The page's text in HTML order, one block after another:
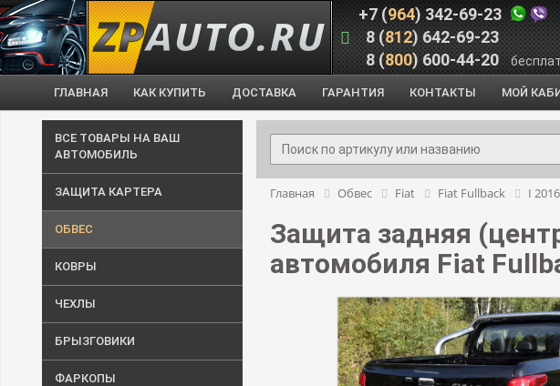
+7 (964) 342-69-23
8 (812) 642-69-23
8 (800) 600-44-20
ГЛАВНАЯ КАК КУПИТЬ ДОСТАВКА ГАРАНТИЯ КОНТАКТЫ МОЙ
ВСЕ ТОВАРЫ НА ВАШ
АВТОМОБИЛЬ
ЗАЩИТА КАРТЕРА
ОБВЕС
КОВРЫ
ЧЕХЛЫ
БРЫЗГОВИКИ
ФАРКОПЫ
Главная Обвес Fiat Fiat Fullback I
Защита задняя
автомобиля Fiat